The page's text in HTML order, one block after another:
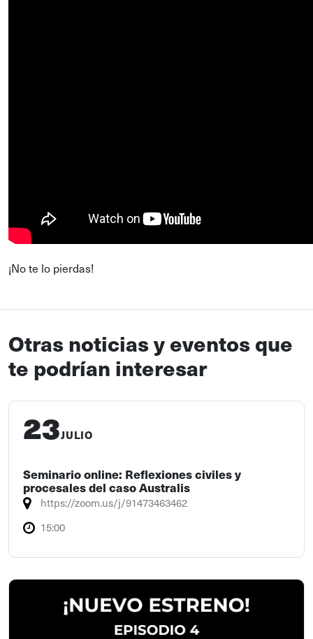
¡No te lo pierdas!
Otras noticias y eventos que
te podrían interesar
23JULIO
Seminario online: Reflexiones civiles y
procesales del caso Australis
https://zoom.us/j/91473463462
15:00